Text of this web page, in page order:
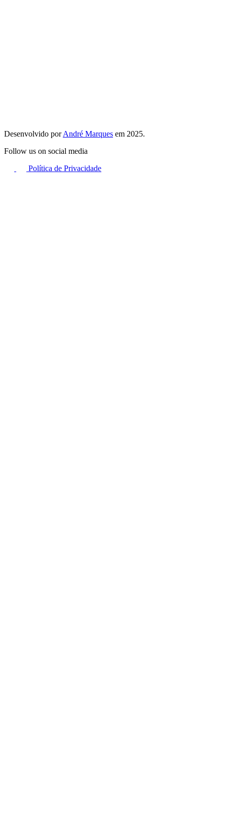
Desenvolvido porAndré Marques em 2025.
Follow us on social media
Política de Privacidade